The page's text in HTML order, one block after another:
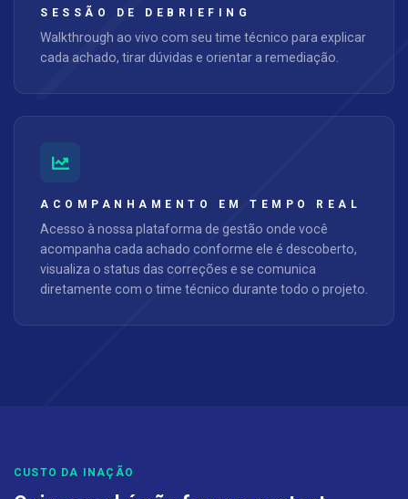
SESSÃO DE DEBRIEFING
Walkthrough ao vivo com seu time técnico para explicar
cada achado, tirar dúvidas e orientar a remediação.
ACOMPANHAMENTO EM TEMPO REAL
Acesso à nossa plataforma de gestão onde você
acompanha cada achado conforme ele é descoberto,
visualiza o status das correções e se comunica
diretamente com o time técnico durante todo o projeto.
CUSTO DA INAÇÃO